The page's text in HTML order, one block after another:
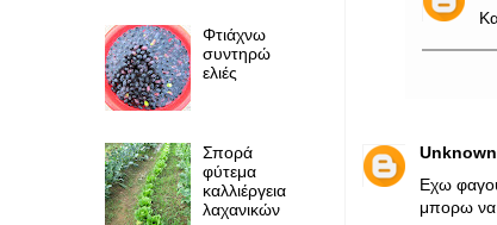
Unknown
Εχω
μπορω
Φτιάχνω
συντηρώ
ελιές
Σπορά
φύτεμα
καλλιέργεια
λαχανικών